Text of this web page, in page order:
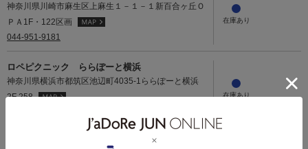
神奈川県川崎市麻生区上麻生１－１－１新百合ヶ丘Ｏ
ＰＡ1F・122区画
044-951-9181
ロペピクニック ららぽーと横浜
神奈川県横浜市都筑区池辺町4035-1ららぽーと横浜
2F 258
ROPE PICNIC・VIS・Junred ジ アウトレット湘